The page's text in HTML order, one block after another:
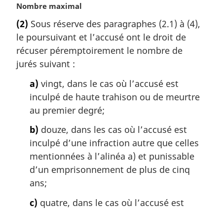
n
a
l
e
:
N
t
e
m
a
r
Nombre maximal
(2) Sous réserve des paragraphes (2.1) à (4),
le poursuivant et l’accusé ont le droit de
récuser péremptoirement le nombre de
jurés suivant :
a) vingt, dans le cas où l’accusé est
inculpé de haute trahison ou de meurtre
au premier degré;
b) douze, dans les cas où l’accusé est
inculpé d’une infraction autre que celles
mentionnées à l’alinéa a) et punissable
d’un emprisonnement de plus de cinq
ans;
c) quatre, dans le cas où l’accusé est